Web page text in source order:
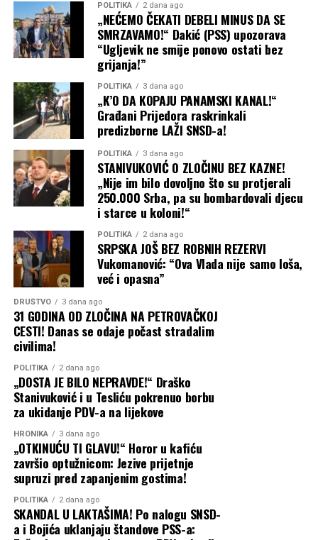
POLITIKA 2 dana ago
„NEĆEMO ČEKATI DEBELI MINUS DA SE
SMRZAVAMO!“ Dakić (PSS) upozorava
“Ugljevik ne smije ponovo ostati bez
grijanja!”
POLITIKA 3 dana ago
„K’O DA KOPAJU PANAMSKI KANAL!“
Građani Prijedora raskrinkali
predizborne LAŽI SNSD-a!
POLITIKA 3 dana ago
STANIVUKOVIĆ O ZLOČINU BEZ KAZNE!
„Nije im bilo dovoljno što su protjerali
250.000 Srba, pa su bombardovali djecu
i starce u koloni!“
POLITIKA 2 dana ago
SRPSKA JOŠ BEZ ROBNIH REZERVI
Vukomanović: “Ova Vlada nije samo loša,
već i opasna”
DRUŠTVO 3 dana ago
31 GODINA OD ZLOČINA NA PETROVAČKOJ
CESTI! Danas se odaje počast stradalim
civilima!
POLITIKA 2 dana ago
„DOSTA JE BILO NEPRAVDE!“ Draško
Stanivuković i u Tesliću pokrenuo borbu
za ukidanje PDV-a na lijekove
HRONIKA 3 dana ago
„OTKINUĆU TI GLAVU!“ Horor u kafiću
završio optužnicom: Jezive prijetnje
supruzi pred zapanjenim gostima!
POLITIKA 2 dana ago
SKANDAL U LAKTAŠIMA! Po nalogu SNSD-
a i Bojića uklanjaju štandove PSS-a: